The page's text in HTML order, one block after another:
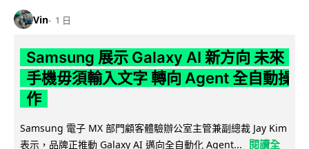
Vin 1 日
Samsung 展示 Galaxy AI 新方向 未來
手機毋須輸入文字 轉向 Agent 全自動操
作
Samsung 電子 MX 部門顧客體驗辦公室主管兼副總裁 Jay Kim
表示，品牌正推動 Galaxy AI 邁向全自動化 Agent...
閱讀全